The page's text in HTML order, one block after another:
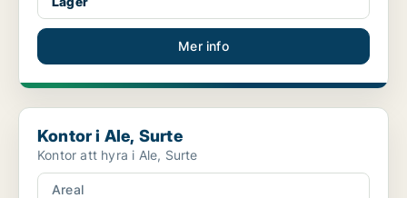
Mer info
Kontor i Ale, Surte
Kontor i Ale, Surte
Kontor att hyra i Ale, Surte
Areal